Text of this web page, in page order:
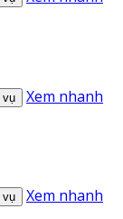
vụ Xem nhanh
vụ Xem nhanh